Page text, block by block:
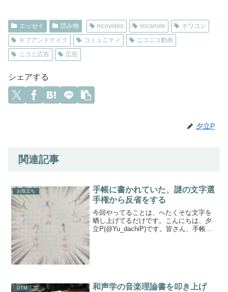
エッセイ 読み物 nicovideo vocanote
オワコン
ギブアンドテイク
コミュニティ
ニコニコ動画
ニコニ広告
広告
シェアする
夕立P
関連記事
お役立ち
手帳に書かれていた、謎の文字選
手権から反省をする
今回やってることは、へたくそな文字を
晒し上げてるだけです。こんにちは、夕
立P(@Yu_dachiP)です。皆さん、手帳や
DTM
和声学の音楽理論書を叩き上げ